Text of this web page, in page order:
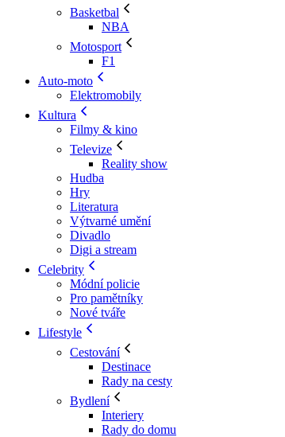
Basketbal
NBA
Motosport
F1
Auto-moto
Elektromobily
Kultura
Filmy & kino
Televize
Reality show
Hudba
Hry
Literatura
Výtvarné umění
Divadlo
Digi a stream
Celebrity
Módní policie
Pro pamětníky
Nové tváře
Lifestyle
Cestování
Destinace
Rady na cesty
Bydlení
Interiery
Rady do domu